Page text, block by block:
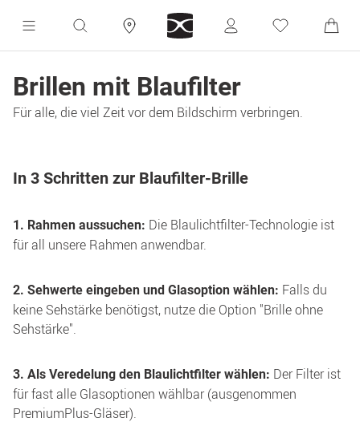
Brillen mit Blaufilter
Für alle, die viel Zeit vor dem Bildschirm verbringen.
In 3 Schritten zur Blaufilter-Brille
1. Rahmen aussuchen: Die Blaulichtfilter-Technologie ist
für all unsere Rahmen anwendbar.
2. Sehwerte eingeben und Glasoption wählen: Falls du
keine Sehstärke benötigst, nutze die Option "Brille ohne
Sehstärke".
3. Als Veredelung den Blaulichtfilter wählen: Der Filter ist
für fast alle Glasoptionen wählbar (ausgenommen
PremiumPlus-Gläser).